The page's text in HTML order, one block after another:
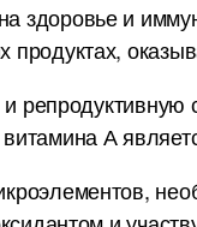
здоровье и
А